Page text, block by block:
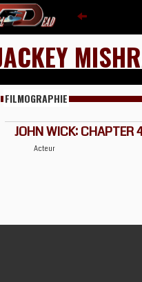
FILMOGRAPHIE
JOHN WICK: CHAPTER
Acteur